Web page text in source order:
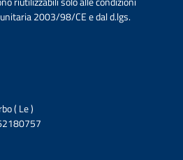
2003/98/CE e dal d.lgs.
( Le )